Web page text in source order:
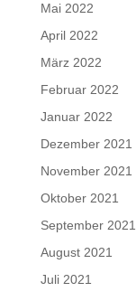
Mai 2022
April 2022
März 2022
Februar 2022
Januar 2022
Dezember 2021
November 2021
Oktober 2021
September 2021
August 2021
Juli 2021